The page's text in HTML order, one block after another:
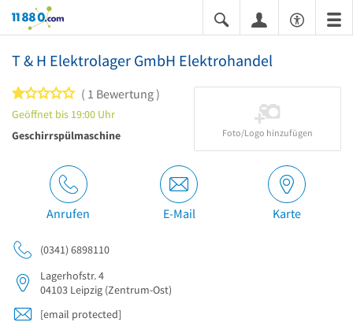
11880.com
T & H Elektrolager GmbH Elektrohandel
1 von 5 Sternen
1 Bewertung
Geöffnet bis 19:00 Uhr
Geschirrspülmaschine
Foto/Logo hinzufügen
Anrufen E-Mail Karte
(0341) 6898110
Lagerhofstr. 4
04103 Leipzig (Zentrum-Ost)
[email protected]